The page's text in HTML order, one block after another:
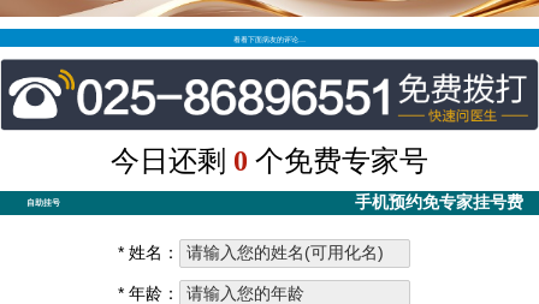
看看下面病友的评论…
今日还剩 0 个免费专家号
自助挂号 手机预约免专家挂号费
* 姓名：
* 年龄：